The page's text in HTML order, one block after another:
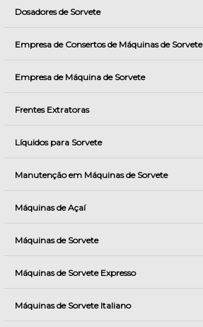
Dosadores de Sorvete
Empresa de Consertos de Máquinas de Sorvete
Empresa de Máquina de Sorvete
Frentes Extratoras
Líquidos para Sorvete
Manutenção em Máquinas de Sorvete
Máquinas de Açaí
Máquinas de Sorvete
Máquinas de Sorvete Expresso
Máquinas de Sorvete Italiano